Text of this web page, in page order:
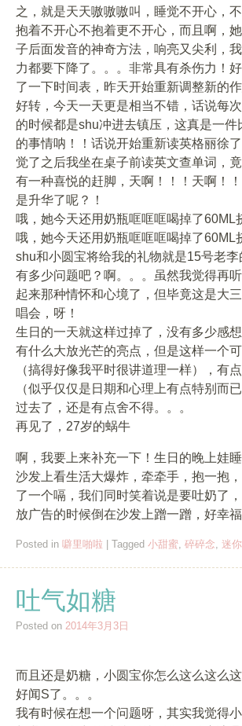
之，就是天天嗷嗷嗷叫，睡觉不开心，
抱着不开心不抱着更不开心，而且啊，
子后面发音的神奇方法，响亮又尖利，
力都要下降了。。。非常具有杀伤力！
了一下时间表，昨天开始重新调整新的
好转，今天一天更是相当不错，话说每
的时候都是shu冲进去镇压，这真是一件
的事情呐！！话说开始重新读英格丽徐
觉了之后我坐在桌子前读英文查单词，
有一种喜悦的赶脚，天啊！！！天啊！
是升华了呢？！
哦，她今天还用奶瓶哐哐哐喝掉了60ML
哦，她今天还用奶瓶哐哐哐喝掉了60ML
shu和小圆宝将给我的礼物就是15号老
有多少问题吧？啊。。。虽然我觉得再
起来那种情怀和心境了，但毕竟这是大
唱会，呀！
生日的一天就这样过掉了，没有多少感
有什么大放光芒的亮点，但是这样一个
（搞得好像我平时很讲道理一样），有
（似乎仅仅是日期和心理上有点特别而
过去了，还是有点舍不得。。。
再见了，27岁的蜗牛
啊，我要上来补充一下！生日的晚上娃
沙发上看生活大爆炸，牵牵手，抱一抱
了一个嗝，我们同时笑着说是要吐奶了
放广告的时候倒在沙发上蹭一蹭，好幸福
Posted in 噼里啪啦 Tagged 小甜蜜 碎碎念 迷
吐气如糖
Posted on 2014年3月3日
而且还是奶糖，小圆宝你怎么这么这么
好闻S了。。。
我有时候在想一个问题呀，其实我觉得